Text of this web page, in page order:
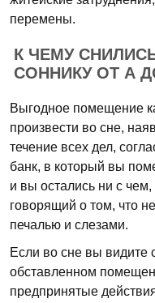
перемены.
К ЧЕМУ
СОННИКУ ОТ А
Выгодное помещение
произвести во сне,
течение всех дел,
банк, в который вы
и вы остались ни с
говорящий о том, что
печалью и слезами.
Если во сне вы
обставленном
предпринятые